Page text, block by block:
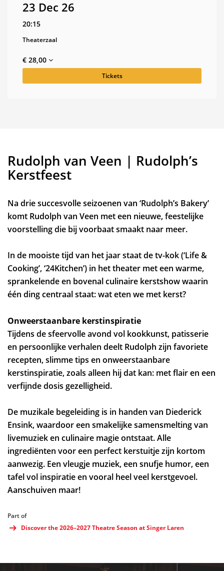
23 Dec 26
20:15
Theaterzaal
€ 28,00
Tickets
Rudolph van Veen | Rudolph’s
Kerstfeest
Na drie succesvolle seizoenen van ‘Rudolph’s Bakery’
komt Rudolph van Veen met een nieuwe, feestelijke
voorstelling die bij voorbaat smaakt naar meer.
In de mooiste tijd van het jaar staat de tv-kok (‘Life &
Cooking’, ‘24Kitchen’) in het theater met een warme,
sprankelende en bovenal culinaire kerstshow waarin
één ding centraal staat: wat eten we met kerst?
Onweerstaanbare kerstinspiratie
Tijdens de sfeervolle avond vol kookkunst, patisserie
en persoonlijke verhalen deelt Rudolph zijn favoriete
recepten, slimme tips en onweerstaanbare
kerstinspiratie, zoals alleen hij dat kan: met flair en een
verfijnde dosis gezelligheid.
De muzikale begeleiding is in handen van Diederick
Ensink, waardoor een smakelijke samensmelting van
livemuziek en culinaire magie ontstaat. Alle
ingrediënten voor een perfect kerstuitje zijn kortom
aanwezig. Een vleugje muziek, een snufje humor, een
tafel vol inspiratie en vooral heel veel kerstgevoel.
Aanschuiven maar!
Part of
Discover the 2026–2027 Theatre Season at Singer Laren